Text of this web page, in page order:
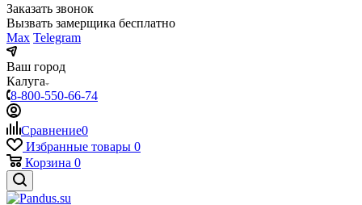
Заказать звонок
Вызвать замерщика бесплатно
Max Telegram
Ваш город
Калуга
8-800-550-66-74
Сравнение0
Избранные товары 0
Корзина 0